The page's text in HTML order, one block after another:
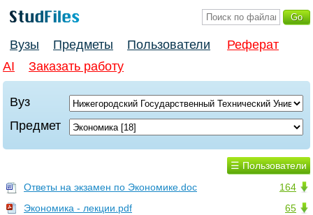
Вузы Предметы Пользователи
Реферат
AI
Заказать работу
Вуз
Предмет
☰ Пользователи
164
Ответы на экзамен по Экономике.doc
65
Экономика - лекции.pdf